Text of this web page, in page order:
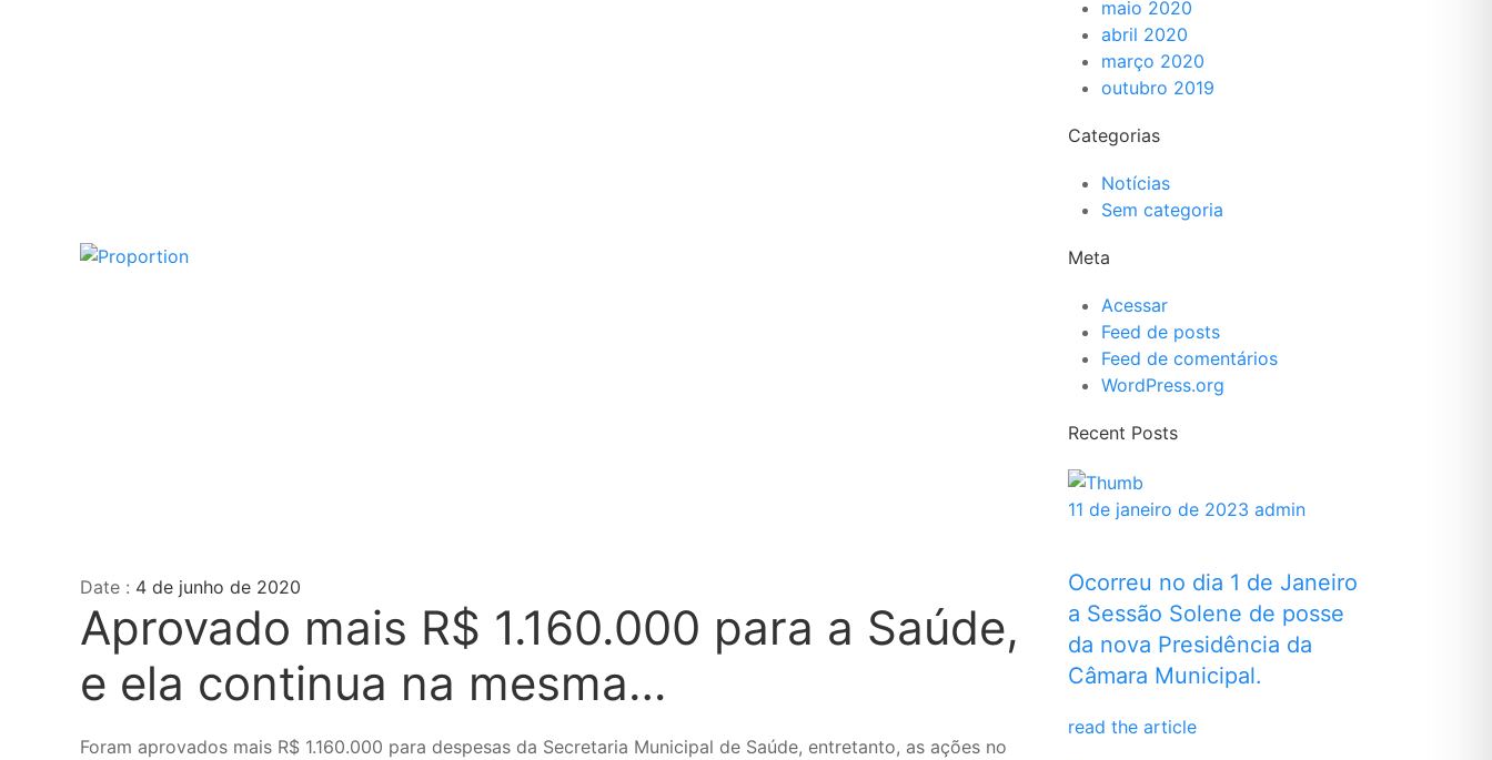
Date : 4 de junho de 2020
Aprovado mais R$ 1.160.000 para a Saúde,
e ela continua na mesma…
Foram aprovados mais R$ 1.160.000 para despesas da Secretaria Municipal de Saúde, entretanto, as ações no
maio 2020
abril 2020
março 2020
outubro 2019
Categorias
Notícias
Sem categoria
Meta
Acessar
Feed de posts
Feed de comentários
WordPress.org
Recent Posts
11 de janeiro de 2023 admin
Ocorreu no dia 1 de Janeiro
a Sessão Solene de posse
da nova Presidência da
Câmara Municipal.
read the article